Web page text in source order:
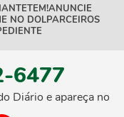
TEM!ANUNCIE
NO DOLPARCEIROS
6477
Diário e apareça no